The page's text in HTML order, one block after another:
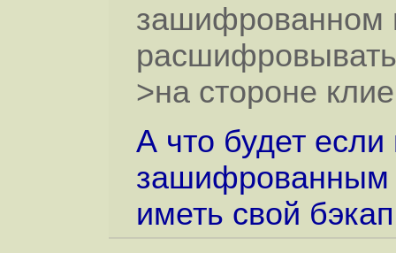
зашифрованном
>на стороне
А что будет если
зашифрованным
иметь свой